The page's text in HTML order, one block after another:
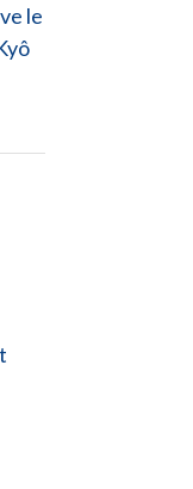
le